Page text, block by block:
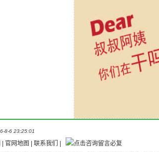
8-6 23:25:01
官网地图 联系我们